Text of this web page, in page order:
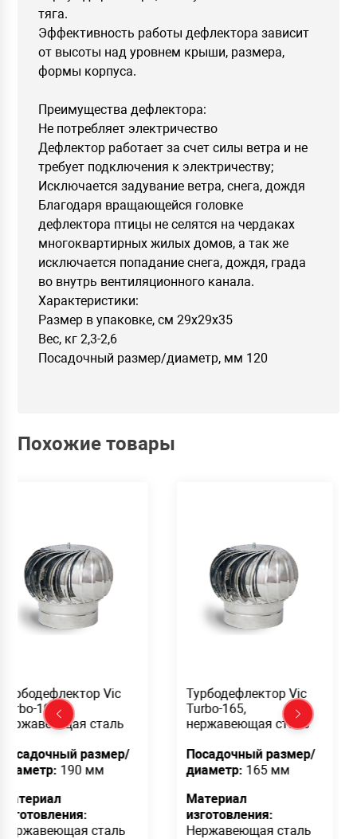
тяга.
Эффективность работы дефлектора зависит
от высоты над уровнем крыши, размера,
формы корпуса.
Преимущества дефлектора:
Не потребляет электричество
Дефлектор работает за счет силы ветра и не
требует подключения к электричеству;
Исключается задувание ветра, снега, дождя
Благодаря вращающейся головке
дефлектора птицы не селятся на чердаках
многоквартирных жилых домов, а так же
исключается попадание снега, дождя, града
во внутрь вентиляционного канала.
Характеристики:
Размер в упаковке, см 29х29х35
Вес, кг 2,3-2,6
Посадочный размер/диаметр, мм 120
Похожие товары
Vic
сталь
размер/
190 мм
сталь
Турбодефлектор Vic
Turbo-165,
нержавеющая сталь
Посадочный размер/
диаметр:165 мм
Материал
изготовления:
Нержавеющая сталь